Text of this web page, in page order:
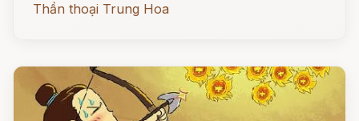
Thần thoại Trung Hoa